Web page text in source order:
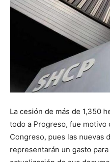
La cesión de más de 1,350
todo a Progreso, fue motivo
Congreso, pues las nuevas
representarán un gasto